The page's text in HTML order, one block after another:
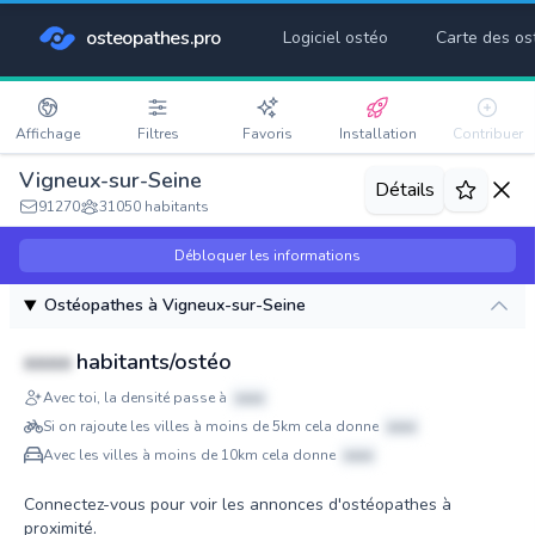
osteopathes.pro Logiciel ostéo Carte des
Affichage Filtres Favoris Installation Contribuer
Vigneux-sur-Seine
91270 31050 habitants
Détails
Débloquer les informations
Ostéopathes à Vigneux-sur-Seine
xxxx habitants/ostéo
Avec toi, la densité passe à
xxxx
Si on rajoute les villes à moins de 5km cela donne
xxxx
Avec les villes à moins de 10km cela donne
xxxx
Connectez-vous pour voir les annonces d'ostéopathes à
proximité.